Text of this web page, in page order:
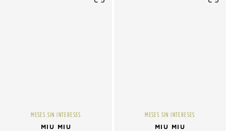
MESES SIN INTERESES
MIU MIU
MESES SIN INTERESES
MIU MIU